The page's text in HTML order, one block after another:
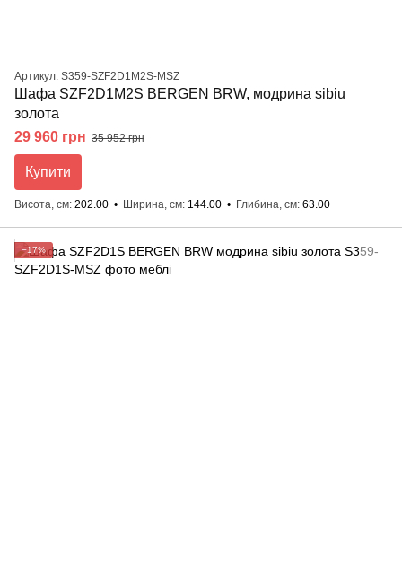
Артикул: S359-SZF2D1M2S-MSZ
Шафа SZF2D1M2S BERGEN BRW, модрина sibiu
золота
29 960 грн 35 952 грн
Купити
Висота, см 202.00 Ширина, см 144.00 Глибина, см 63.00
−17%